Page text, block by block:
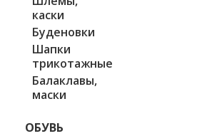
каски
Буденовки
Шапки
трикотажные
Балаклавы,
маски
ОБУВЬ